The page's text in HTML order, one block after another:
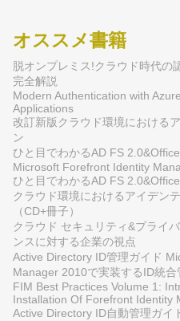
オススメ書籍
脱オンプレミス!クラウド時代の
完全解説
Modern Authentication with
Applications
改訂新版クラウド環境における
ン
ひと目でわかるAD FS
Microsoft Forefront Identity
ひと目でわかるAD FS
クラウド環境におけるアイデン
（CD+冊子）
クラウド セキュリティ&プライ
ンスに対する企業の視点
Active Directory ID管理ガイド
Manager 2010で実装するID統
FIM Best Practices Volume 1:
Installation Of Forefront Identity
Active Directory ID自動管理ガイ